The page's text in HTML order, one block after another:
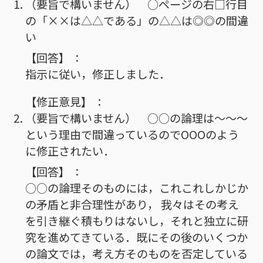
（要旨で構いません） ○ページの右□行目
の「××は△△である」の△△は◎◎の間違
い
【回答】
指示に従い，修正しました．
【修正意見】
（要旨で構いません） ○○の論理は～～～
という理由で間違っているのでOOOのよう
に修正されたい．
【回答】
○○の論理そのものには，これこれしかじか
の矛盾と非合理性があり， 我々はその考え
を引き継ぐ積もりはないし，それと独立に研
究を進めてきている．既にその後のいくつか
の論文では，考え方そのものを否定している